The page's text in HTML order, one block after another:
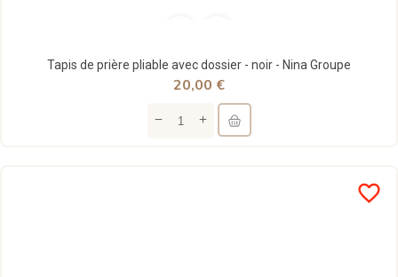
Tapis de prière pliable avec dossier - noir - Nina Groupe
20,00 €
favorite_border